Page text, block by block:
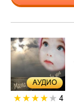
AУДИО
4